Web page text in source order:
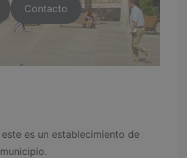
Contacto
es un establecimiento de